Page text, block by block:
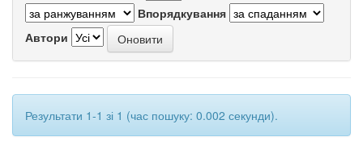
Впорядкування
Автори
Результати 1-1 зі 1 (час пошуку: 0.002 секунди).